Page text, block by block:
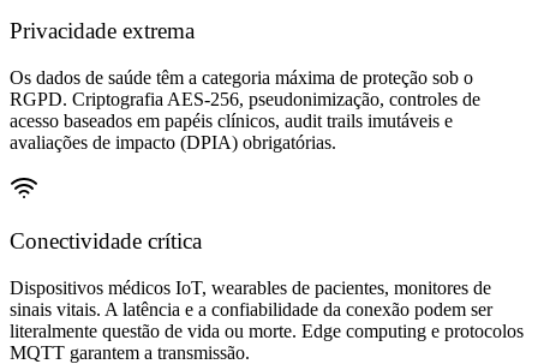
Privacidade extrema
Os dados de saúde têm a categoria máxima de proteção sob o
RGPD. Criptografia AES-256, pseudonimização, controles de
acesso baseados em papéis clínicos, audit trails imutáveis e
avaliações de impacto (DPIA) obrigatórias.
Conectividade crítica
Dispositivos médicos IoT, wearables de pacientes, monitores de
sinais vitais. A latência e a confiabilidade da conexão podem ser
literalmente questão de vida ou morte. Edge computing e protocolos
MQTT garantem a transmissão.